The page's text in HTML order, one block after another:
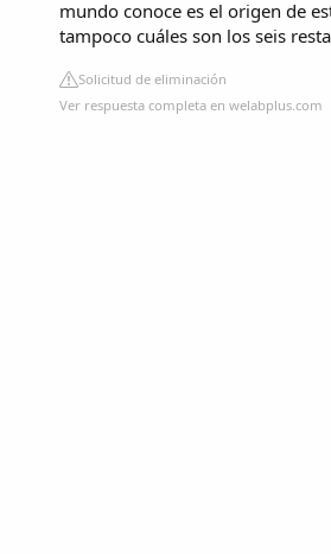
mundo conoce es el origen de
tampoco cuáles son los seis
Solicitud de eliminación
Ver respuesta completa en welabplus.com